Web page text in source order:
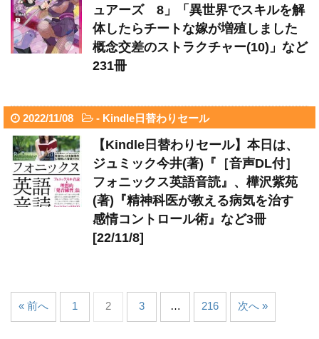
ュアーズ 8」「異世界でスキルを解
体したらチートな嫁が増殖しました
概念交差のストラクチャー(10)」など
231冊
2022/11/08 - Kindle日替わりセール
【Kindle日替わりセール】本日は、
ジュミック今井(著)『［音声DL付］
フォニックス英語音読』、樺沢紫苑
(著)『精神科医が教える病気を治す
感情コントロール術』など3冊
[22/11/8]
« 前へ 1 2 3 … 216 次へ »